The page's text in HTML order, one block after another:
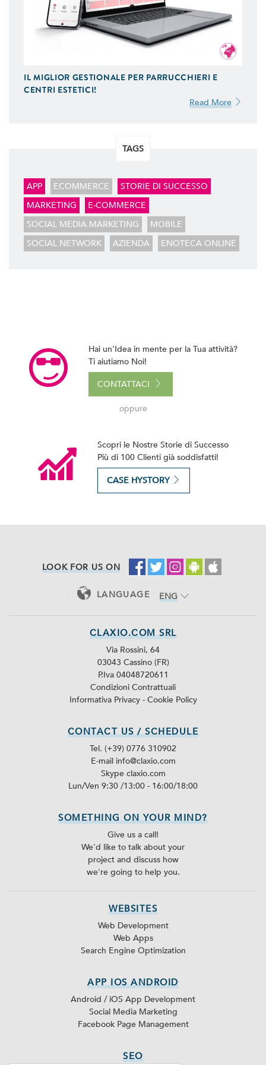
IL MIGLIOR GESTIONALE PER PARRUCCHIERI E
CENTRI ESTETICI!
Read More
TAGS
APP ECOMMERCE
STORIE DI SUCCESSO
MARKETING
E-COMMERCE
SOCIAL MEDIA MARKETING
MOBILE
SOCIAL NETWORK
AZIENDA ENOTECA ONLINE
Hai un'Idea in mente per la Tua attività?
Ti aiutiamo Noi!
CONTATTACI
oppure
Scopri le Nostre Storie di Successo
Più di 100 Clienti già soddisfatti!
CASE HYSTORY
LOOK FOR US ON
LANGUAGE
ENG
CLAXIO.COM SRL
Via Rossini, 64
03043 Cassino (FR)
P.Iva 04048720611
Condizioni Contrattuali
Informativa Privacy - Cookie Policy
CONTACT US / SCHEDULE
Tel. (+39) 0776 310902
E-mail info@claxio.com
Skype claxio.com
Lun/Ven 9:30 /13:00 - 16:00/18:00
SOMETHING ON YOUR MIND?
Give us a call!
We'd like to talk about your
project and discuss how
we're going to help you.
WEBSITES
Web Development
Web Apps
Search Engine Optimization
APP IOS ANDROID
Android / iOS App Development
Social Media Marketing
Facebook Page Management
SEO
GESTIONE SOCIAL
Ci Occupiamo di Social Media Marketing. Ideiamo e
Gestiamo le tue Campagne ADS Facebook, Instagram
SEO & SEM
Possiamo Indicizzare e Posizionare il Tuo Sito Web sui
Motori di Ricerca, in Prima Pagina di Google. Scopri